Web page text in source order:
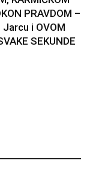
PRAVDOM –
i OVOM
SEKUNDE